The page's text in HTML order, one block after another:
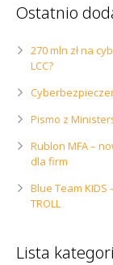
Ostatnio
270 mln zł na
LCC?
Pismo z
Rublon MFA –
dla firm
Blue Team KIDS
TROLL
Lista